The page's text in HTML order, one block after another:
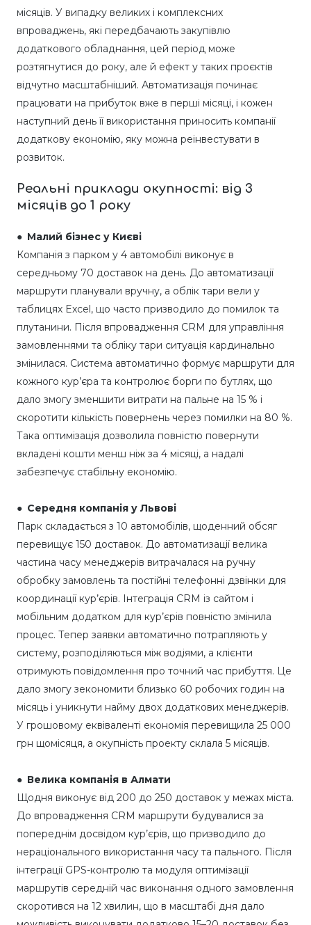
місяців. У випадку великих і комплексних
впроваджень, які передбачають закупівлю
додаткового обладнання, цей період може
розтягнутися до року, але й ефект у таких проєктів
відчутно масштабніший. Автоматизація починає
працювати на прибуток вже в перші місяці, і кожен
наступний день її використання приносить компанії
додаткову економію, яку можна реінвестувати в
розвиток.
Реальні приклади окупності: від 3
місяців до 1 року
● Малий бізнес у Києві
Компанія з парком у 4 автомобілі виконує в
середньому 70 доставок на день. До автоматизації
маршрути планували вручну, а облік тари вели у
таблицях Excel, що часто призводило до помилок та
плутанини. Після впровадження CRM для управління
замовленнями та обліку тари ситуація кардинально
змінилася. Система автоматично формує маршрути для
кожного кур’єра та контролює борги по бутлях, що
дало змогу зменшити витрати на пальне на 15 % і
скоротити кількість повернень через помилки на 80 %.
Така оптимізація дозволила повністю повернути
вкладені кошти менш ніж за 4 місяці, а надалі
забезпечує стабільну економію.
● Середня компанія у Львові
Парк складається з 10 автомобілів, щоденний обсяг
перевищує 150 доставок. До автоматизації велика
частина часу менеджерів витрачалася на ручну
обробку замовлень та постійні телефонні дзвінки для
координації кур’єрів. Інтеграція CRM із сайтом і
мобільним додатком для кур’єрів повністю змінила
процес. Тепер заявки автоматично потрапляють у
систему, розподіляються між водіями, а клієнти
отримують повідомлення про точний час прибуття. Це
дало змогу зекономити близько 60 робочих годин на
місяць і уникнути найму двох додаткових менеджерів.
У грошовому еквіваленті економія перевищила 25 000
грн щомісяця, а окупність проекту склала 5 місяців.
● Велика компанія в Алмати
Щодня виконує від 200 до 250 доставок у межах міста.
До впровадження CRM маршрути будувалися за
попереднім досвідом кур’єрів, що призводило до
нераціонального використання часу та пального. Після
інтеграції GPS-контролю та модуля оптимізації
маршрутів середній час виконання одного замовлення
скоротився на 12 хвилин, що в масштабі дня дало